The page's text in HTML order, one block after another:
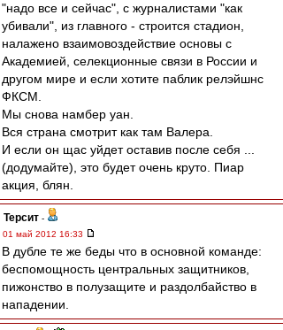
"надо все и сейчас", с журналистами "как
убивали", из главного - строится стадион,
налажено взаимовоздействие основы с
Академией, селекционные связи в России и
другом мире и если хотите паблик релэйшнс
ФКСМ.
Мы снова намбер уан.
Вся страна смотрит как там Валера.
И если он щас уйдет оставив после себя ...
(додумайте), это будет очень круто. Пиар
акция, блян.
Терсит -
01 май 2012 16:33
В дубле те же беды что в основной команде:
беспомощность центральных защитников,
пижонство в полузащите и раздолбайство в
нападении.